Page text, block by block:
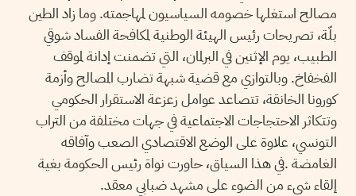
مصالح استغلها خصومه السياسيون لمهاجمته. وما زاد الطين
بلّة، تصريحات رئيس الهيئة الوطنية لمكافحة الفساد شوقي
الطبيب، يوم الإثنين في البرلمان، التي تضمنت إدانة لموقف
الفخفاخ. وبالتوازي مع قضية شبهة تضارب المصالح وأزمة
كورونا الخانقة، تتصاعد عوامل زعزعة الاستقرار الحكومي
وتتكاثر الاحتجاجات الاجتماعية في جهات مختلفة من التراب
التونسي، علاوة على الوضع الاقتصادي الصعب وآفاقه
الغامضة .في هذا السياق، حاورت نواة رئيس الحكومة بغية
إلقاء شيء من الضوء على مشهد ضبابي معقد.